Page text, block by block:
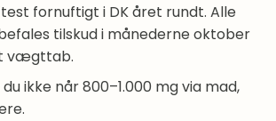
fornuftigt i DK året rundt. Alle
tilskud i månederne oktober
vægttab.
ikke når 800–1.000 mg via mad,